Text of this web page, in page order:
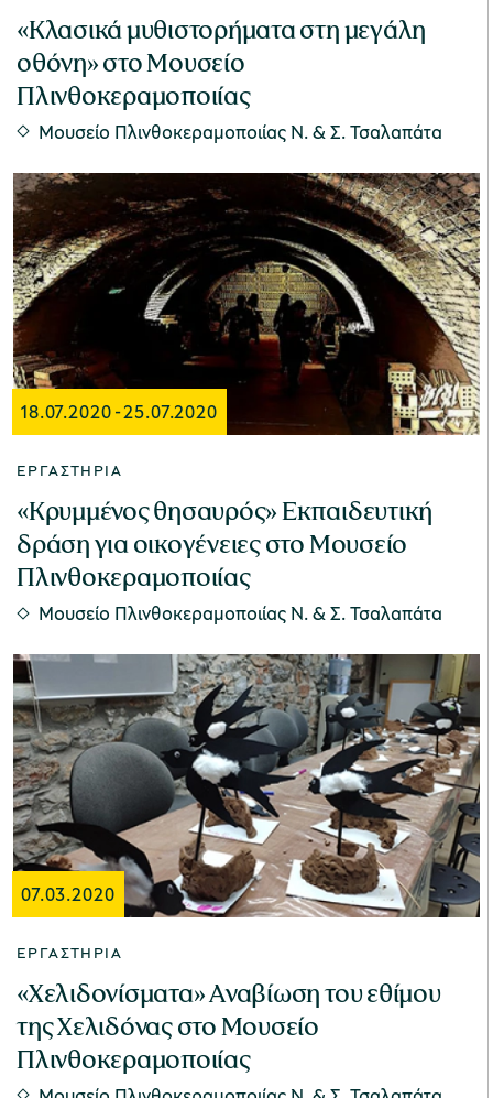
«Κλασικά μυθιστορήματα στη μεγάλη
οθόνη» στο Μουσείο
Πλινθοκεραμοποιίας
Μουσείο Πλινθοκεραμοποιίας N. & Σ. Τσαλαπάτα
18.07.2020-25.07.2020
ΕΡΓΑΣΤΉΡΙΑ
«Κρυμμένος θησαυρός» Εκπαιδευτική
δράση για οικογένειες στο Μουσείο
Πλινθοκεραμοποιίας
Μουσείο Πλινθοκεραμοποιίας N. & Σ. Τσαλαπάτα
07.03.2020
ΕΡΓΑΣΤΉΡΙΑ
«Χελιδονίσματα» Aναβίωση του εθίμου
της Χελιδόνας στο Μουσείο
Πλινθοκεραμοποιίας